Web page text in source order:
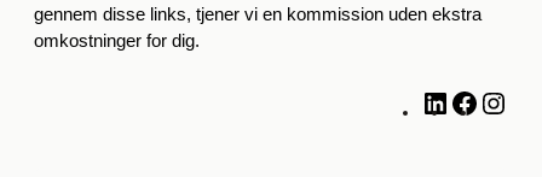
gennem disse links, tjener vi en kommission uden ekstra
omkostninger for dig.
L
F